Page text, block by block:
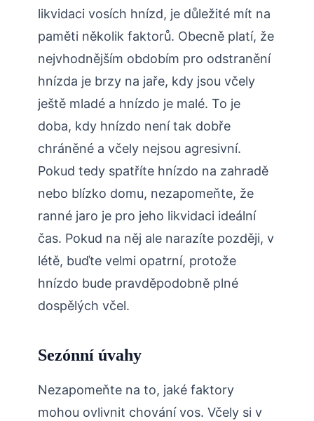
likvidaci vosích hnízd, je důležité mít na​
paměti několik faktorů. Obecně platí, že
nejvhodnějším obdobím pro odstranění
hnízda ‌je ‍brzy na jaře, kdy jsou včely
ještě mladé a hnízdo je malé. To je
doba, kdy hnízdo není tak​ dobře
chráněné a včely nejsou agresivní.
Pokud ‍tedy ​spatříte hnízdo na‍ zahradě
nebo blízko domu, nezapomeňte, že
ranné jaro je pro jeho likvidaci ⁣ideální
čas. Pokud na něj ale​ narazíte později, v
létě, buďte velmi opatrní, protože
hnízdo bude pravděpodobně plné
dospělých včel.
Sezónní úvahy
Nezapomeňte ⁢na to, jaké⁣ faktory
mohou ovlivnit chování vos. Včely si v